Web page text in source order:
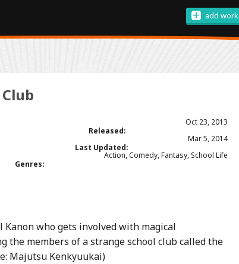
add work
Released:
Oct 23, 2013
Last Updated:
Mar 5, 2014
Genres:
Action, Comedy, Fantasy, School Life
who gets involved with magical
the members of a strange school club called the
Majutsu Kenkyuukai)